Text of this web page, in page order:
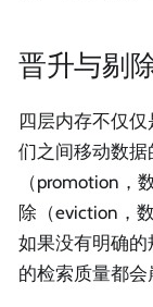
晋升与剔
四层内存不仅
们之间移动数
（promotion，
除（eviction，
如果没有明确
的检索质量都会